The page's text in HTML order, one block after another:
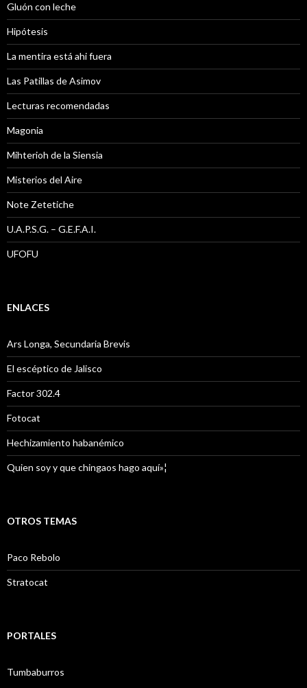
Gluón con leche
Hipótesis
La mentira está ahi fuera
Las Patillas de Asimov
Lecturas recomendadas
Magonia
Mihterioh de la Siensia
Misterios del Aire
Note Zetetiche
U.A.P.S.G. – G.E.F.A.I.
UFOFU
ENLACES
Ars Longa, Secundaria Brevis
El escéptico de Jalisco
Factor 302.4
Fotocat
Hechizamiento habanémico
Quien soy y que chingaos hago aquí»¦
OTROS TEMAS
Paco Rebolo
Stratocat
PORTALES
Tumbaburros